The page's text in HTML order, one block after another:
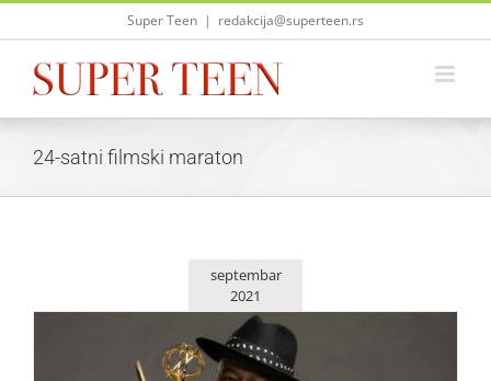
Skip
Super Teen | redakcija@superteen.rs
24-satni filmski maraton
septembar
2021